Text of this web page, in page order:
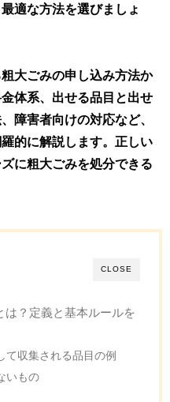
適な方法を選びましょ
大ごみの申し込み方法か
体系、出せる品目と出せ
障害者向けの対応など、
的に解説します。正しい
に粗大ごみを処分できる
CLOSE
は？定義と基本ルールを
て収集される品目の例
いもの